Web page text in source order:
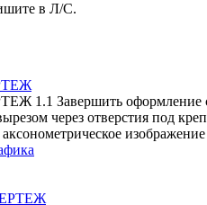
в Л/С.
Завершить оформление
через отверстия под